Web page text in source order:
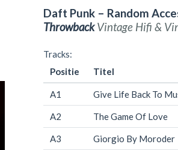
Daft Punk – Random
ThrowbackVintage Hifi &
Tracks:
Positie
Titel
A1 Give Life Back To
A2 The Game Of Love
A3 Giorgio By Moroder